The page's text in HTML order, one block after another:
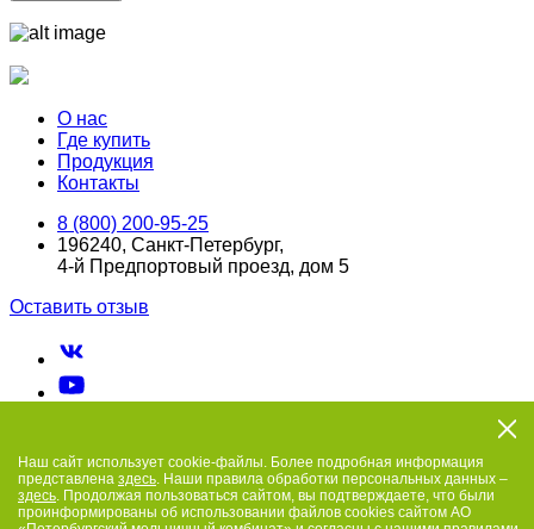
Наш сайт использует cookie-файлы. Более подробная информация
представлена здесь. Наши правила обработки персональных данных –
здесь. Продолжая пользоваться сайтом, вы подтверждаете, что были
проинформированы об использовании файлов cookies сайтом АО
О нас
Где купить
Продукция
Контакты
8 (800) 200-95-25
196240, Санкт-Петербург,
4-й Предпортовый проезд, дом 5
Оставить отзыв